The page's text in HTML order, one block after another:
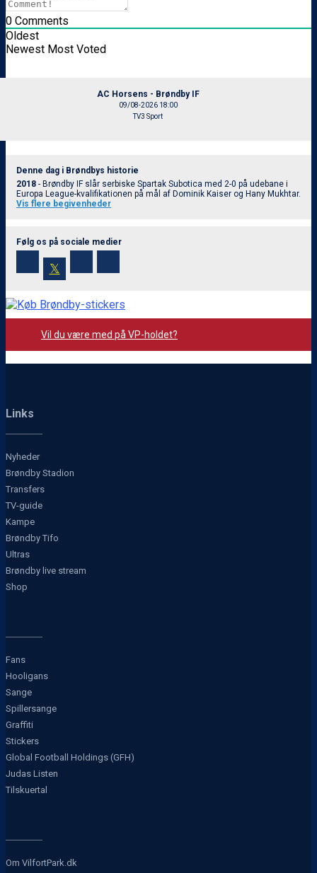
0 Comments
Oldest
Newest Most Voted
AC Horsens - Brøndby IF
09/08-2026 18:00
TV3 Sport
Denne dag i Brøndbys historie
2018 - Brøndby IF slår serbiske Spartak Subotica med 2-0 på udebane i
Europa League-kvalifikationen på mål af Dominik Kaiser og Hany Mukhtar.
Vis flere begivenheder
Følg os på sociale medier
𝕏
Vil du være med på VP-holdet?
Links
Nyheder
Brøndby Stadion
Transfers
TV-guide
Kampe
Brøndby Tifo
Ultras
Brøndby live stream
Shop
Fans
Hooligans
Sange
Spillersange
Graffiti
Stickers
Global Football Holdings (GFH)
Judas Listen
Tilskuertal
Om VilfortPark.dk